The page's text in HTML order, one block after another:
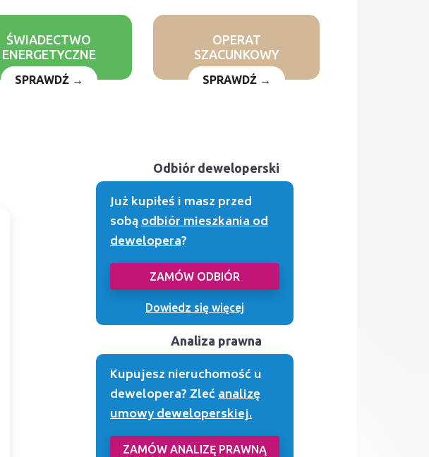
ŚWIADECTWO
ENERGETYCZNE
SPRAWDŹ →
OPERAT
SZACUNKOWY
SPRAWDŹ →
Odbiór deweloperski
Już kupiłeś i masz przed
sobąodbiór mieszkania od
dewelopera?
ZAMÓW ODBIÓR
Dowiedz się więcej
Analiza prawna
Kupujesz nieruchomość u
dewelopera? Zlećanalizę
umowy deweloperskiej.
ZAMÓW ANALIZĘ PRAWNĄ